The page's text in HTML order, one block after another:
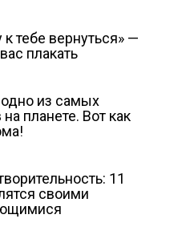
к тебе вернуться» —
плакать
из самых
планете. Вот как
11
своими